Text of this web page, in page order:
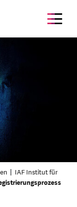
IAF Institut für